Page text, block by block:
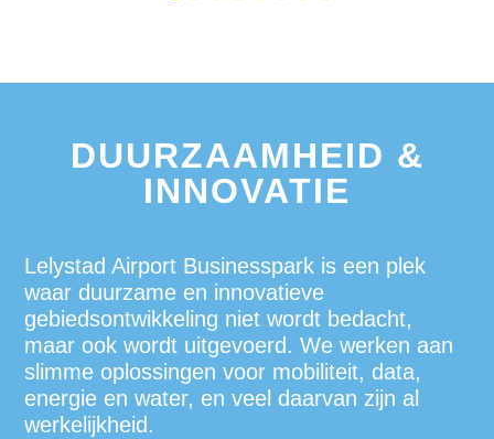
DUURZAAMHEID &
INNOVATIE
Lelystad Airport Businesspark is een plek
waar duurzame en innovatieve
gebiedsontwikkeling niet wordt bedacht,
maar ook wordt uitgevoerd. We werken aan
slimme oplossingen voor mobiliteit, data,
energie en water, en veel daarvan zijn al
werkelijkheid.